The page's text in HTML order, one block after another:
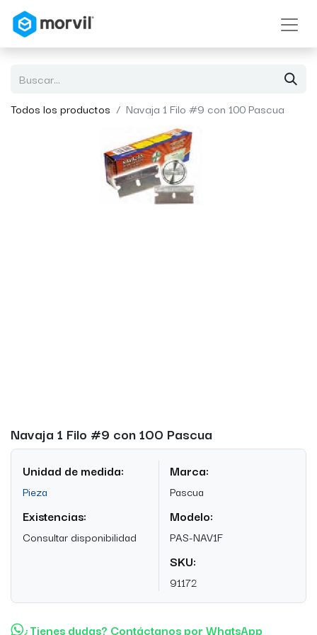
Todos los productos Navaja 1 Filo #9 con 100 Pascua
Navaja 1 Filo #9 con 100 Pascua
Unidad de medida:
Pieza
Existencias:
Consultar disponibilidad
Marca:
Pascua
Modelo:
PAS-NAV1F
SKU:
91172
¿Tienes dudas? Contáctanos por WhatsApp